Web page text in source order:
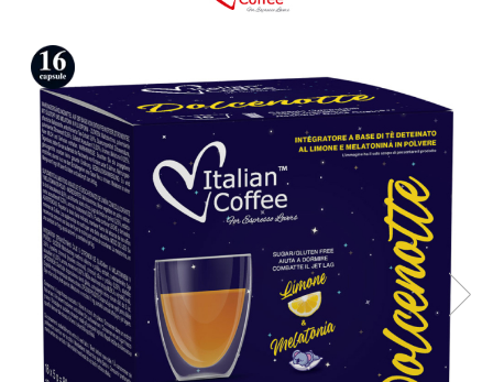
Capsule compatibile Uno System
Capsule compatibile Caffitaly
PADURI CAFEA & MONODOZE
Paduri cafea ESE44
CAFEA BOABE
CAFEA MACINATA